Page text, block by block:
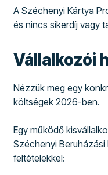
A Széchenyi Kártya
és nincs sikerdíj vagy
Vállalkozói
Nézzük meg egy
költségek 2026-ben.
Egy működő
Széchenyi
feltételekkel: